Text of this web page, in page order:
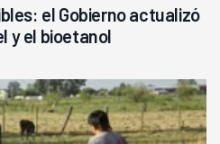
el Gobierno actualizó
y el bioetanol